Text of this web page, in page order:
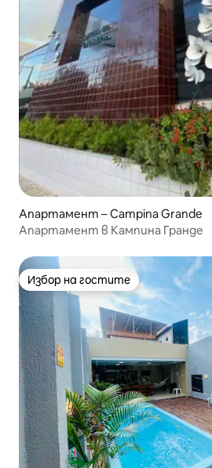
Апартамент – Campina Grande
Апартамент в Кампина Гранде
Избор на гостите
Избор на гостите